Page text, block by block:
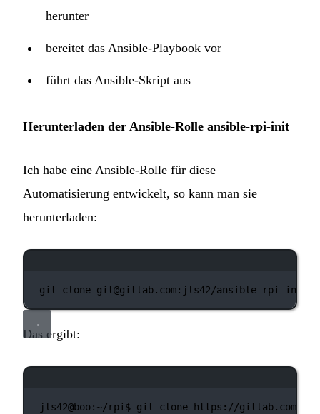
herunter
bereitet das Ansible-Playbook vor
führt das Ansible-Skript aus
Herunterladen der Ansible-Rolle ansible-rpi-init
Ich habe eine Ansible-Rolle für diese
Automatisierung entwickelt, so kann man sie
herunterladen:
git clone git@gitlab.com:jls42/ansible-rpi-
Das ergibt:
jls42@boo:~/rpi$ git clone
https://gitlab.com/